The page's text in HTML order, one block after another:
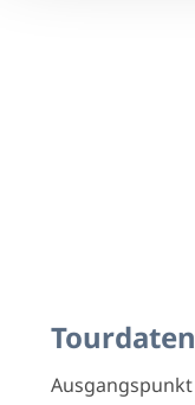
Tourdaten
Ausgangspunkt